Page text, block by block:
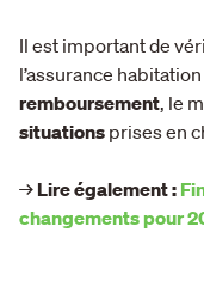
Il est important de
l’assurance
remboursement, le
situations prises en
→ Lire également :
changements pour